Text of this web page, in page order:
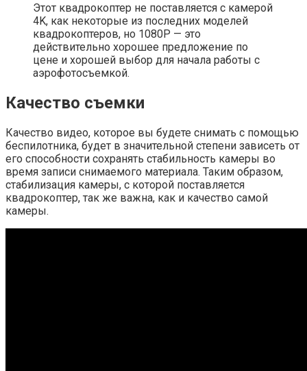
Этот квадрокоптер не поставляется с камерой
4K, как некоторые из последних моделей
квадрокоптеров, но 1080P — это
действительно хорошее предложение по
цене и хорошей выбор для начала работы с
аэрофотосъемкой.
Качество съемки
Качество видео, которое вы будете снимать с помощью
беспилотника, будет в значительной степени зависеть от
его способности сохранять стабильность камеры во
время записи снимаемого материала. Таким образом,
стабилизация камеры, с которой поставляется
квадрокоптер, так же важна, как и качество самой
камеры.